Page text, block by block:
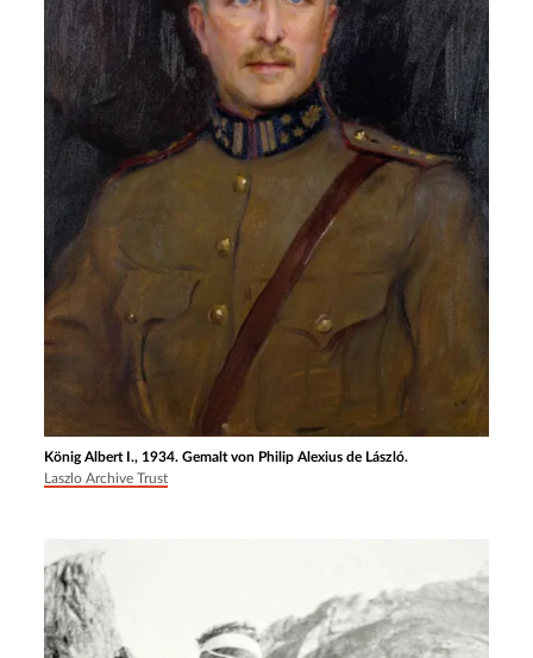
König Albert I., 1934. Gemalt von Philip Alexius de László.
Laszlo Archive Trust